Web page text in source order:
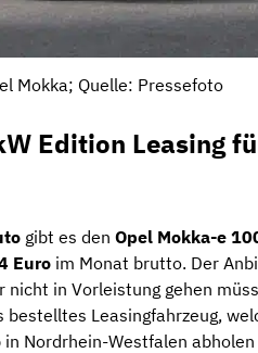
Mokka; Quelle: Pressefoto
Edition Leasing
gibt es den Opel Mokka-e
Euro im Monat brutto. Der
nicht in Vorleistung gehen
Leasingfahrzeug,
Nordrhein-Westfalen abholen